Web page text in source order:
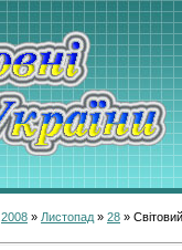
2008 » Листопад » 28 »